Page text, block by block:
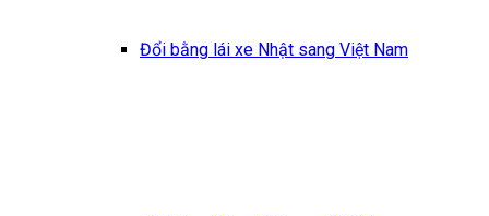
Đổi bằng lái xe Nhật sang Việt Nam